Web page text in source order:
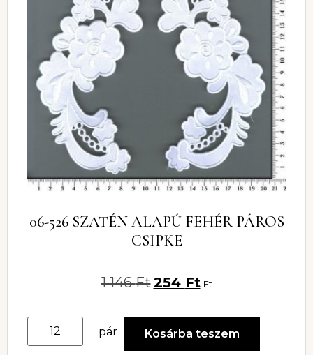
06-526 SZATÉN ALAPÚ FEHÉR PÁROS
CSIPKE
1 146Ft254 Ft Ft
pár Kosárba teszem